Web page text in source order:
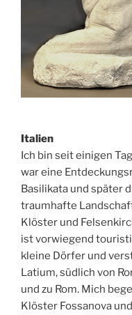
Italien
Ich bin seit einigen
war eine
Basilikata und später
traumhafte
Klöster und
ist vorwiegend
kleine Dörfer und
Latium, südlich von
und zu Rom. Mich
Klöster Fossanova